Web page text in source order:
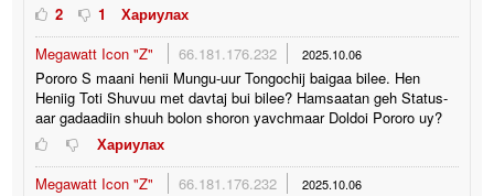
2
1
Хариулах
Megawatt Icon "Z"
66.181.176.232 2025.10.06
Pororo S maani henii Mungu-uur Tongochij baigaa bilee. Hen
Heniig Toti Shuvuu met davtaj bui bilee? Hamsaatan geh Status-
aar gadaadiin shuuh bolon shoron yavchmaar Doldoi Pororo uy?
Хариулах
Megawatt Icon "Z"
66.181.176.232 2025.10.06